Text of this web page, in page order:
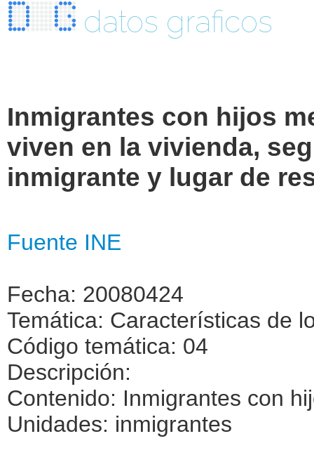
datos graficos
Inmigrantes con hijos
viven en la vivienda,
inmigrante y lugar de
Fuente INE
Fecha: 20080424
Temática: Características de
Código temática: 04
Descripción:
Contenido: Inmigrantes con
Unidades: inmigrantes